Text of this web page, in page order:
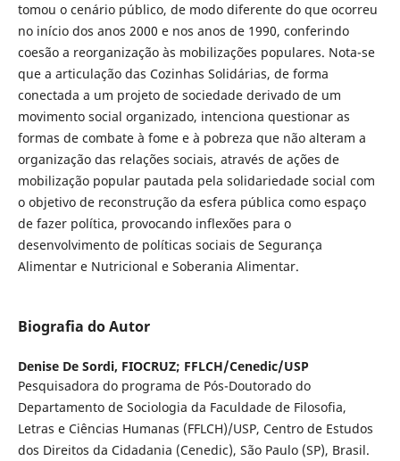
tomou o cenário público, de modo diferente do que ocorreu
no início dos anos 2000 e nos anos de 1990, conferindo
coesão a reorganização às mobilizações populares. Nota-se
que a articulação das Cozinhas Solidárias, de forma
conectada a um projeto de sociedade derivado de um
movimento social organizado, intenciona questionar as
formas de combate à fome e à pobreza que não alteram a
organização das relações sociais, através de ações de
mobilização popular pautada pela solidariedade social com
o objetivo de reconstrução da esfera pública como espaço
de fazer política, provocando inflexões para o
desenvolvimento de políticas sociais de Segurança
Alimentar e Nutricional e Soberania Alimentar.
Biografia do Autor
Denise De Sordi, FIOCRUZ; FFLCH/Cenedic/USP
Pesquisadora do programa de Pós-Doutorado do
Departamento de Sociologia da Faculdade de Filosofia,
Letras e Ciências Humanas (FFLCH)/USP, Centro de Estudos
dos Direitos da Cidadania (Cenedic), São Paulo (SP), Brasil.